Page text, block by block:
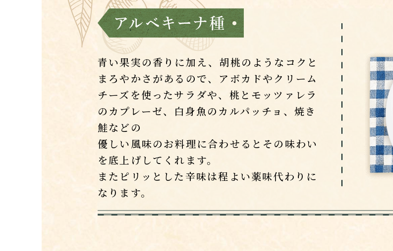
青い果実の香りに加え、胡桃のようなコクと
まろやかさがあるので、アボカドやクリーム
チーズを使ったサラダや、桃とモッツァレラ
のカプレーゼ、白身魚のカルパッチョ、焼き
鮭などの
優しい風味のお料理に合わせるとその味わい
を底上げしてくれます。
またピリッとした辛味は程よい薬味代わりに
なります。